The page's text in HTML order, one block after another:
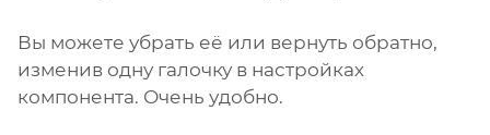
Вы можете убрать её или вернуть обратно,
изменив одну галочку в настройках
компонента. Очень удобно.